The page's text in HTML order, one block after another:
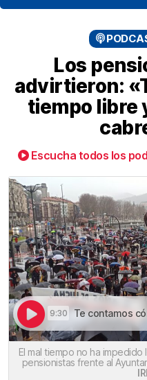
Los
advirtieron:
tiempo libre
Escucha todos los
9:30 Te contamos cómo se ha celebrado el quinto aniversario del
El mal tiempo no ha
pensionistas frente al